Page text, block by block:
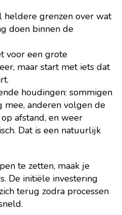
heldere grenzen over wat
doen binnen de
voor een grote
maar start met iets dat
houdingen: sommigen
mee, anderen volgen de
afstand, en weer
Dat is een natuurlijk
te zetten, maak je
De initiële investering
terug zodra processen